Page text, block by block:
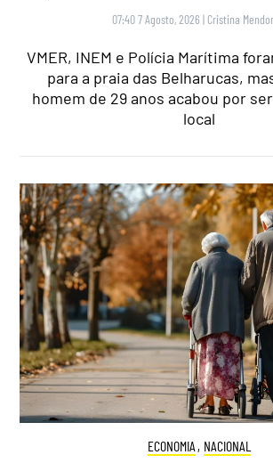
07:40 7 Agosto, 2026 | Cristina
VMER, INEM e Polícia Marítima
para a praia das Belharucas,
homem de 29 anos acabou por
local
ECONOMIA , NACIONAL